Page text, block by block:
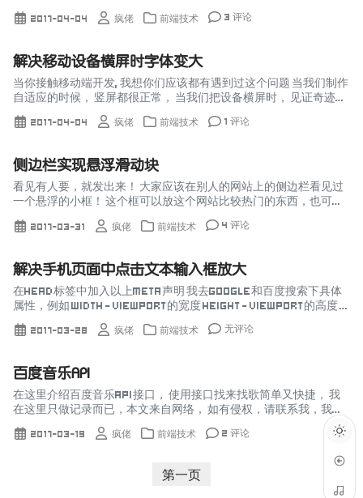
会自动添加的！！ 添加Js function c...
2017-04-04 疯佬 前端技术 3 评论
解决移动设备横屏时字体变大
当你接触移动端开发, 我想你们应该都有遇到过这个问题 当我们制作
自适应的时候， 竖屏都很正常， 当我们把设备横屏时， 见证奇迹的
发生了， 我有的字体变大了！ 然后各种字体设计无效！ 很明显当手
机由竖屏...
2017-04-04 疯佬 前端技术 1 评论
侧边栏实现悬浮滑动块
看见有人要，就发出来！ 大家应该在别人的网站上的侧边栏看见过
一个悬浮的小框！ 这个框可以放这个网站比较热门的东西，也可以
码和使用方法分享出...
2017-03-31 疯佬 前端技术 4 评论
解决手机页面中点击文本输入框放大
在head标签中加入以上meta声明 我去Google和百度搜索下具体
属性，例如 width - viewport的宽度 height - viewport的高度 in
itial-scale -...
2017-03-28 疯佬 前端技术 无评论
百度音乐API
在这里介绍百度音乐API接口， 使用接口找来找歌简单又快捷， 我
在这里只做记录而已，本文来自网络， 如有侵权，请联系我，我删
除， 好了废话不多说，请看下面记录 例如 http://ting...
2017-03-19 疯佬 前端技术 2 评论
第一页